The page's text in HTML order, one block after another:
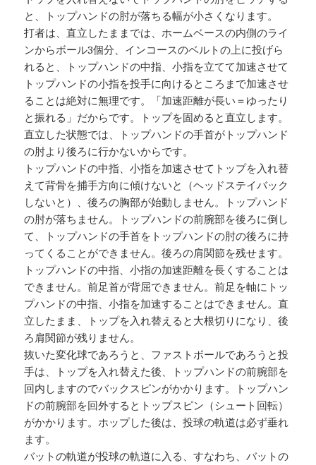
と、トップハンドの肘が落ちる幅が小さくなります。
打者は、直立したままでは、ホームベースの内側のライ
ンからボール3個分、インコースのベルトの上に投げら
れると、トップハンドの中指、小指を立てて加速させて
トップハンドの小指を投手に向けるところまで加速させ
ることは絶対に無理です。「加速距離が長い＝ゆったり
と振れる」だからです。トップを固めると直立します。
直立した状態では、トップハンドの手首がトップハンド
の肘より後ろに行かないからです。
トップハンドの中指、小指を加速させてトップを入れ替
えて背骨を捕手方向に傾けないと（ヘッドステイバック
しないと）、後ろの胸部が始動しません。トップハンド
の肘が落ちません。トップハンドの前腕部を後ろに倒し
て、トップハンドの手首をトップハンドの肘の後ろに持
ってくることができません。後ろの肩関節を残せます。
トップハンドの中指、小指の加速距離を長くすることは
できません。前足首が背屈できません。前足を軸にトッ
プハンドの中指、小指を加速することはできません。直
立したまま、トップを入れ替えると大根切りになり、後
ろ肩関節が残りません。
抜いた変化球であろうと、ファストボールであろうと投
手は、トップを入れ替えた後、トップハンドの前腕部を
回内しますのでバックスピンがかかります。トップハン
ドの前腕部を回外するとトップスピン（シュート回転）
がかかります。ホップした後は、投球の軌道は必ず垂れ
ます。
バットの軌道が投球の軌道に入る、すなわち、バットの